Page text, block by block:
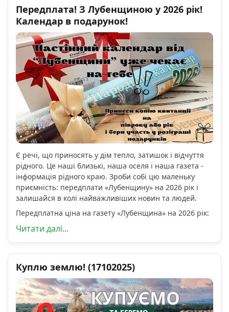
Передплата! З Лубенщиною у 2026 рік!
Календар в подарунок!
Є речі, що приносять у дім тепло, затишок і відчуття
рідного. Це наші близькі, наша оселя і наша газета -
інформація рідного краю. Зроби собі цю маленьку
приємність: передплати «Лубенщину» на 2026 рік і
залишайся в колі найважливіших новин та людей.
Передплатна ціна на газету «Лубенщина» на 2026 рік:
Читати далі...
Куплю землю! (17102025)